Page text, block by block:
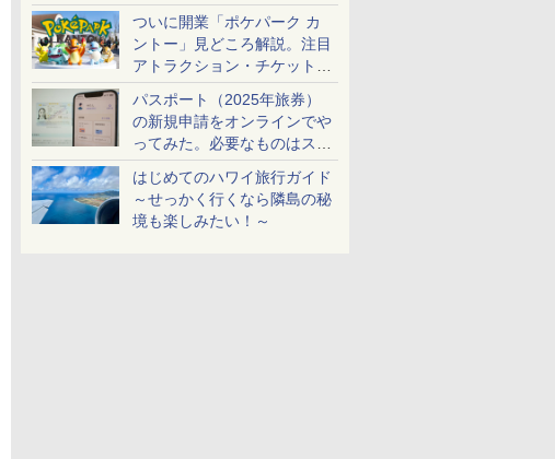
ケットも解説
ついに開業「ポケパーク カ
ントー」見どころ解説。注目
アトラクション・チケット手
配・来場前に必要な準備は？
パスポート（2025年旅券）
の新規申請をオンラインでや
ってみた。必要なものはスマ
ホとマイナカードのみ
はじめてのハワイ旅行ガイド
～せっかく行くなら隣島の秘
境も楽しみたい！～